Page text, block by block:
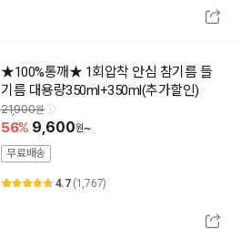
★100%통깨★ 1회압착 안심 참기름 들
기름 대용량350ml+350ml(추가할인)
21,900
56 9,600
~
무료배송
4.7 (1,767)